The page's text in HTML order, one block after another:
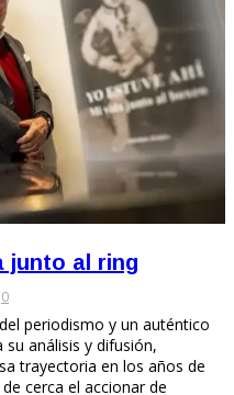
junto al ring
0
periodismo y un auténtico
análisis y difusión,
trayectoria en los años de
cerca el accionar de